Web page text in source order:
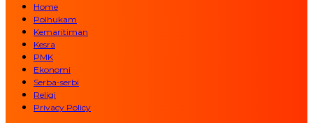
Home
Polhukam
Kemaritiman
Kesra
PMK
Ekonomi
Serba-serbi
Religi
Privacy Policy